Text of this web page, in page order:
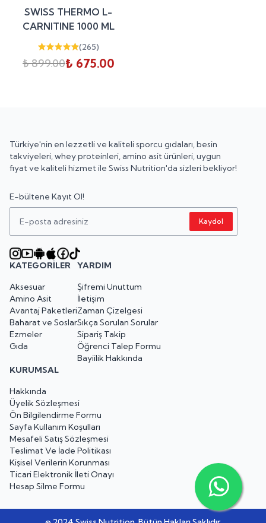
indirim
SWISS THERMO L-
CARNITINE 1000 ML
(265)
₺ 899.00₺ 675.00
Türkiye'nin en lezzetli ve kaliteli sporcu gıdaları, besin
takviyeleri, whey proteinleri, amino asit ürünleri, uygun
fiyat ve kaliteli hizmet ile Swiss Nutrition'da sizleri bekliyor!
E-bültene Kayıt Ol!
Kaydol
KATEGORILER
Aksesuar
Amino Asit
Avantaj Paketleri
Baharat ve Soslar
Ezmeler
Gıda
YARDIM
Şifremi Unuttum
İletişim
Zaman Çizelgesi
Sıkça Sorulan Sorular
Sipariş Takip
Öğrenci Talep Formu
Bayiilik Hakkında
KURUMSAL
Hakkında
Üyelik Sözleşmesi
Ön Bilgilendirme Formu
Sayfa Kullanım Koşulları
Mesafeli Satış Sözleşmesi
Teslimat Ve İade Politikası
Kişisel Verilerin Korunması
Ticari Elektronik İleti Onayı
Hesap Silme Formu